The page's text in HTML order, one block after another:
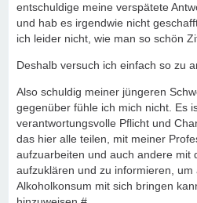
entschuldige meine verspätete
und hab es irgendwie nicht
ich leider nicht, wie man so schön
Deshalb versuch ich einfach so zu
Also schuldig meiner jüngeren
gegenüber fühle ich mich nicht. Es
verantwortungsvolle Pflicht und
das hier alle teilen, mit meiner
aufzuarbeiten und auch andere mit
aufzuklären und zu informieren,
Alkoholkonsum mit sich bringen